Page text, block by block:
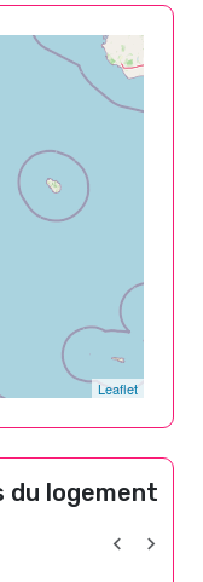
Leaflet
du logement